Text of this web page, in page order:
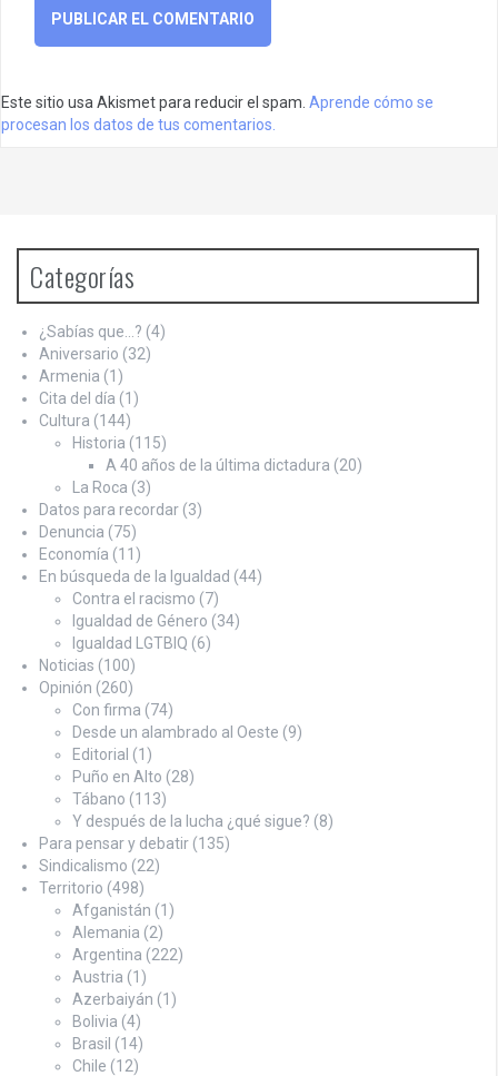
Este sitio usa Akismet para reducir el spam. Aprende cómo se
procesan los datos de tus comentarios.
Categorías
¿Sabías que…? (4)
Aniversario (32)
Armenia (1)
Cita del día (1)
Cultura (144)
Historia (115)
A 40 años de la última dictadura (20)
La Roca (3)
Datos para recordar (3)
Denuncia (75)
Economía (11)
En búsqueda de la Igualdad (44)
Contra el racismo (7)
Igualdad de Género (34)
Igualdad LGTBIQ (6)
Noticias (100)
Opinión (260)
Con firma (74)
Desde un alambrado al Oeste (9)
Editorial (1)
Puño en Alto (28)
Tábano (113)
Y después de la lucha ¿qué sigue? (8)
Para pensar y debatir (135)
Sindicalismo (22)
Territorio (498)
Afganistán (1)
Alemania (2)
Argentina (222)
Austria (1)
Azerbaiyán (1)
Bolivia (4)
Brasil (14)
Chile (12)